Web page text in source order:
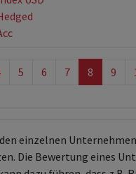
5 6 7 8 9
einzelnen
Die Bewertung eines